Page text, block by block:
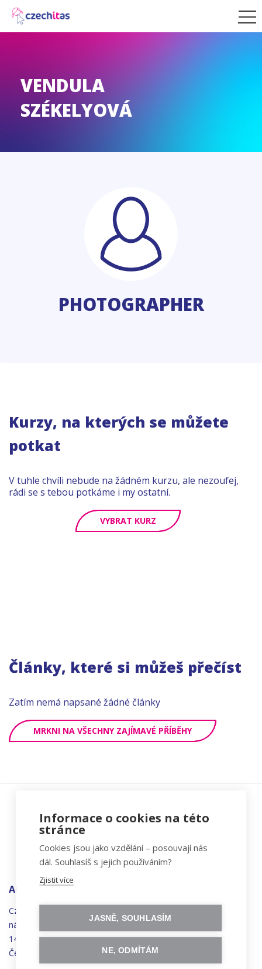
VENDULA
SZÉKELYOVÁ
PHOTOGRAPHER
Kurzy, na kterých se můžete
potkat
V tuhle chvíli nebude na žádném kurzu, ale nezoufej,
rádi se s tebou potkáme i my ostatní.
VYBRAT KURZ
Články, které si můžeš přečíst
Zatím nemá napsané žádné články
MRKNI NA VŠECHNY ZAJÍMAVÉ PŘÍBĚHY
ADRESA
Czechitas, z.ú.
náměstí
Synků 1748/17
140 00 Praha 4 - Nusle
Česká republika
Informace o cookies na této
stránce
Cookies jsou jako vzdělání – posouvají nás
dál. Souhlasíš s jejich používáním?
Zjistit více
JASNĚ, SOUHLASÍM
NE, ODMÍTÁM